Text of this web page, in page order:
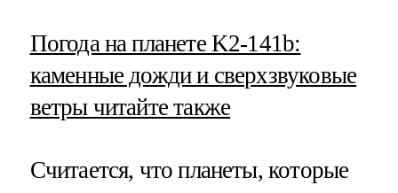
​Погода на планете K2-141b:
каменные дожди и сверхзвуковые
ветры читайте также
Считается, что планеты, которые